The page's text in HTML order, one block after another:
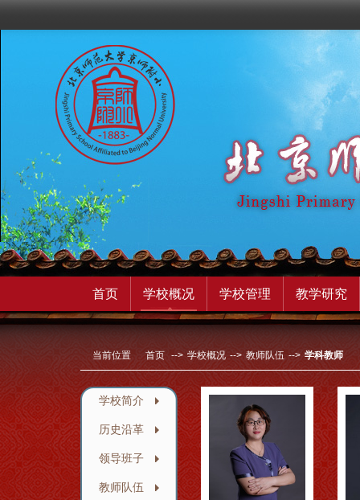
首页 学校概况 学校管理 教学研究
当前位置 首页 --> 学校概况 --> 教师队伍 --> 学科教师
学校简介
历史沿革
领导班子
教师队伍